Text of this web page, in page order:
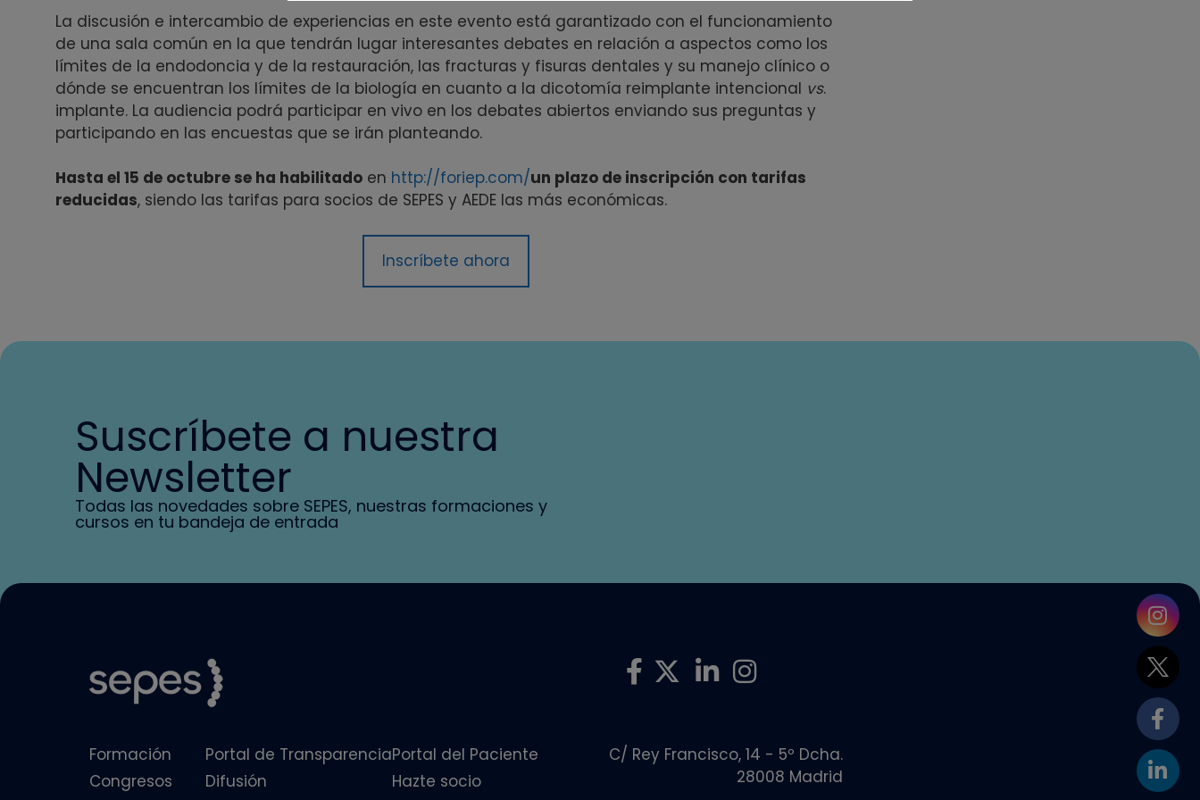
La discusión e intercambio de experiencias en este evento está garantizado con el funcionamiento
de una sala común en la que tendrán lugar interesantes debates en relación a aspectos como los
límites de la endodoncia y de la restauración, las fracturas y fisuras dentales y su manejo clínico o
dónde se encuentran los límites de la biología en cuanto a la dicotomía reimplante intencional vs.
implante. La audiencia podrá participar en vivo en los debates abiertos enviando sus preguntas y
participando en las encuestas que se irán planteando.
Hasta el 15 de octubre se ha habilitado en http://foriep.com/un plazo de inscripción con tarifas
reducidas, siendo las tarifas para socios de SEPES y AEDE las más económicas.
Inscríbete ahora
Suscríbete a nuestra
Newsletter
Todas las novedades sobre SEPES, nuestras formaciones y
cursos en tu bandeja de entrada
Formación
Congresos
Portal de Transparencia
Difusión
Portal del Paciente
Hazte socio
C/ Rey Francisco, 14 - 5º Dcha.
28008 Madrid